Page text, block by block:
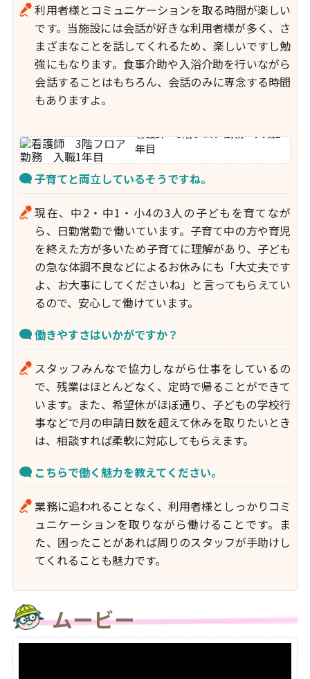
利用者様とコミュニケーションを取る時間が楽しい
です。当施設には会話が好きな利用者様が多く、さ
まざまなことを話してくれるため、楽しいですし勉
強にもなります。食事介助や入浴介助を行いながら
会話することはもちろん、会話のみに専念する時間
もありますよ。
看護師 3階フロア勤務 入職1
年目
子育てと両立しているそうですね。
現在、中2・中1・小4の3人の子どもを育てなが
ら、日勤常勤で働いています。子育て中の方や育児
を終えた方が多いため子育てに理解があり、子ども
の急な体調不良などによるお休みにも「大丈夫です
よ、お大事にしてくださいね」と言ってもらえてい
るので、安心して働けています。
働きやすさはいかがですか？
スタッフみんなで協力しながら仕事をしているの
で、残業はほとんどなく、定時で帰ることができて
います。また、希望休がほぼ通り、子どもの学校行
事などで月の申請日数を超えて休みを取りたいとき
は、相談すれば柔軟に対応してもらえます。
こちらで働く魅力を教えてください。
業務に追われることなく、利用者様としっかりコミ
ュニケーションを取りながら働けることです。ま
た、困ったことがあれば周りのスタッフが手助けし
てくれることも魅力です。
ムービー